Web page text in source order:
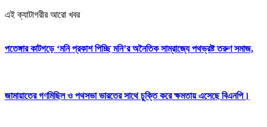
এই ক্যাটাগরীর আরো খবর
পতেঙ্গার কাটগড়ে ‘মনি প্রকাশ পিচ্ছি মনি’র অনৈতিক সাম্রাজ্যে পথভ্রষ্ট তরুণ সমাজ,
জামায়াতের গণমিছিল ও পথসভা ভারতের সাথে চুক্তি করে ক্ষমতায় এসেছে বিএনপি।